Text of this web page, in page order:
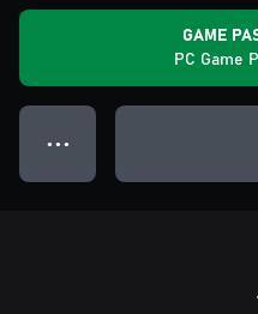
● ● ●